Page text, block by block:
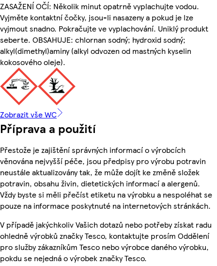
ZASAŽENÍ OČÍ: Několik minut opatrně vyplachujte vodou.
Vyjměte kontaktní čočky, jsou-li nasazeny a pokud je lze
vyjmout snadno. Pokračujte ve vyplachování. Uniklý produkt
seberte. OBSAHUJE: chlornan sodný; hydroxid sodný;
alkyl(dimethyl)aminy (alkyl odvozen od mastných kyselin
kokosového oleje).
Zobrazit vše WC
Příprava a použití
Přestože je zajištění správných informací o výrobcích
věnována nejvyšší péče, jsou předpisy pro výrobu potravin
neustále aktualizovány tak, že může dojít ke změně složek
potravin, obsahu živin, dietetických informací a alergenů.
Vždy byste si měli přečíst etiketu na výrobku a nespoléhat se
pouze na informace poskytnuté na internetových stránkách.
V případě jakýchkoliv Vašich dotazů nebo potřeby získat radu
ohledně výrobků značky Tesco, kontaktujte prosím Oddělení
pro služby zákazníkům Tesco nebo výrobce daného výrobku,
pokdu se nejedná o výrobek značky Tesco.